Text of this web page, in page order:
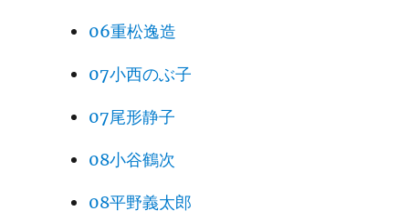
06重松逸造
07小西のぶ子
07尾形静子
08小谷鶴次
08平野義太郎